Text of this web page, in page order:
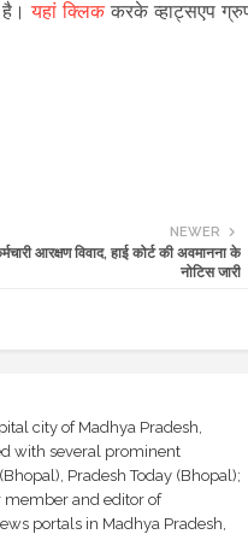
है।यहां क्लिककरके व्हाट्सएप
NEWER
आरक्षण विवाद, हाई कोर्ट की अवमानना के
नोटिस जारी
city of Madhya Pradesh,
with several prominent
Pradesh Today (Bhopal);
member and editor of
portals in Madhya Pradesh,